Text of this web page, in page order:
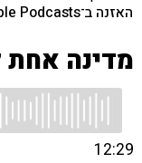
האזנה ב־Apple Podcasts
מדינה אחת
12:29